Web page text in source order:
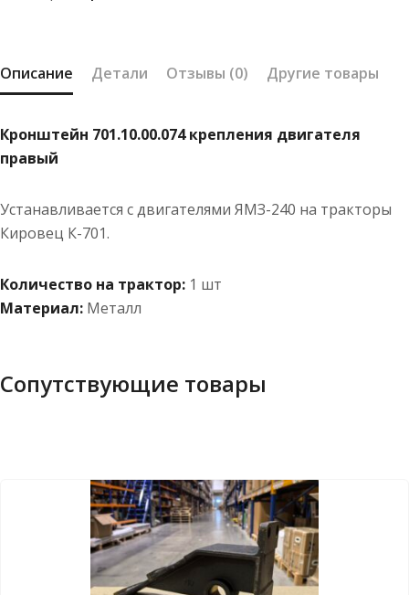
Описание Детали Отзывы (0) Другие товары
Кронштейн 701.10.00.074 крепления двигателя
правый
Устанавливается с двигателями ЯМЗ-240 на тракторы
Кировец К-701.
Количество на трактор: 1 шт
Материал: Металл
Сопутствующие товары